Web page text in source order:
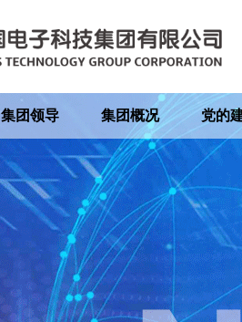
集团领导 集团概况 党的